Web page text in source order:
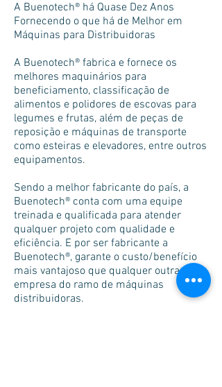
A Buenotech® há Quase Dez Anos
Fornecendo o que há de Melhor em
Máquinas para Distribuidoras
A Buenotech® fabrica e fornece os
melhores maquinários para
beneficiamento, classificação de
alimentos e polidores de escovas para
legumes e frutas, além de peças de
reposição e máquinas de transporte
como esteiras e elevadores, entre outros
equipamentos.
Sendo a melhor fabricante do país, a
Buenotech® conta com uma equipe
treinada e qualificada para atender
qualquer projeto com qualidade e
eficiência. E por ser fabricante a
Buenotech®, garante o custo/benefício
mais vantajoso que qualquer outra
empresa do ramo de máquinas
distribuidoras.